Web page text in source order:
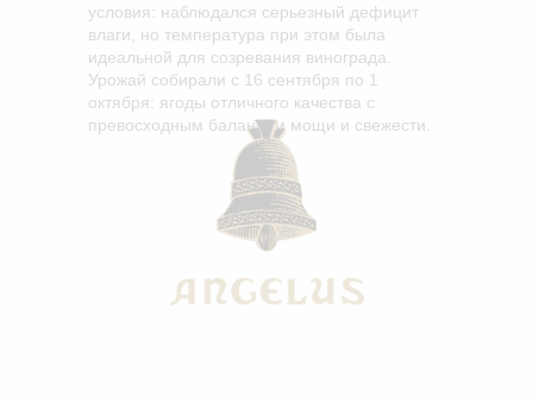
условия: наблюдался серьезный дефицит
влаги, но температура при этом была
идеальной для созревания винограда.
Урожай собирали с 16 сентября по 1
октября: ягоды отличного качества с
превосходным балансом мощи и свежести.